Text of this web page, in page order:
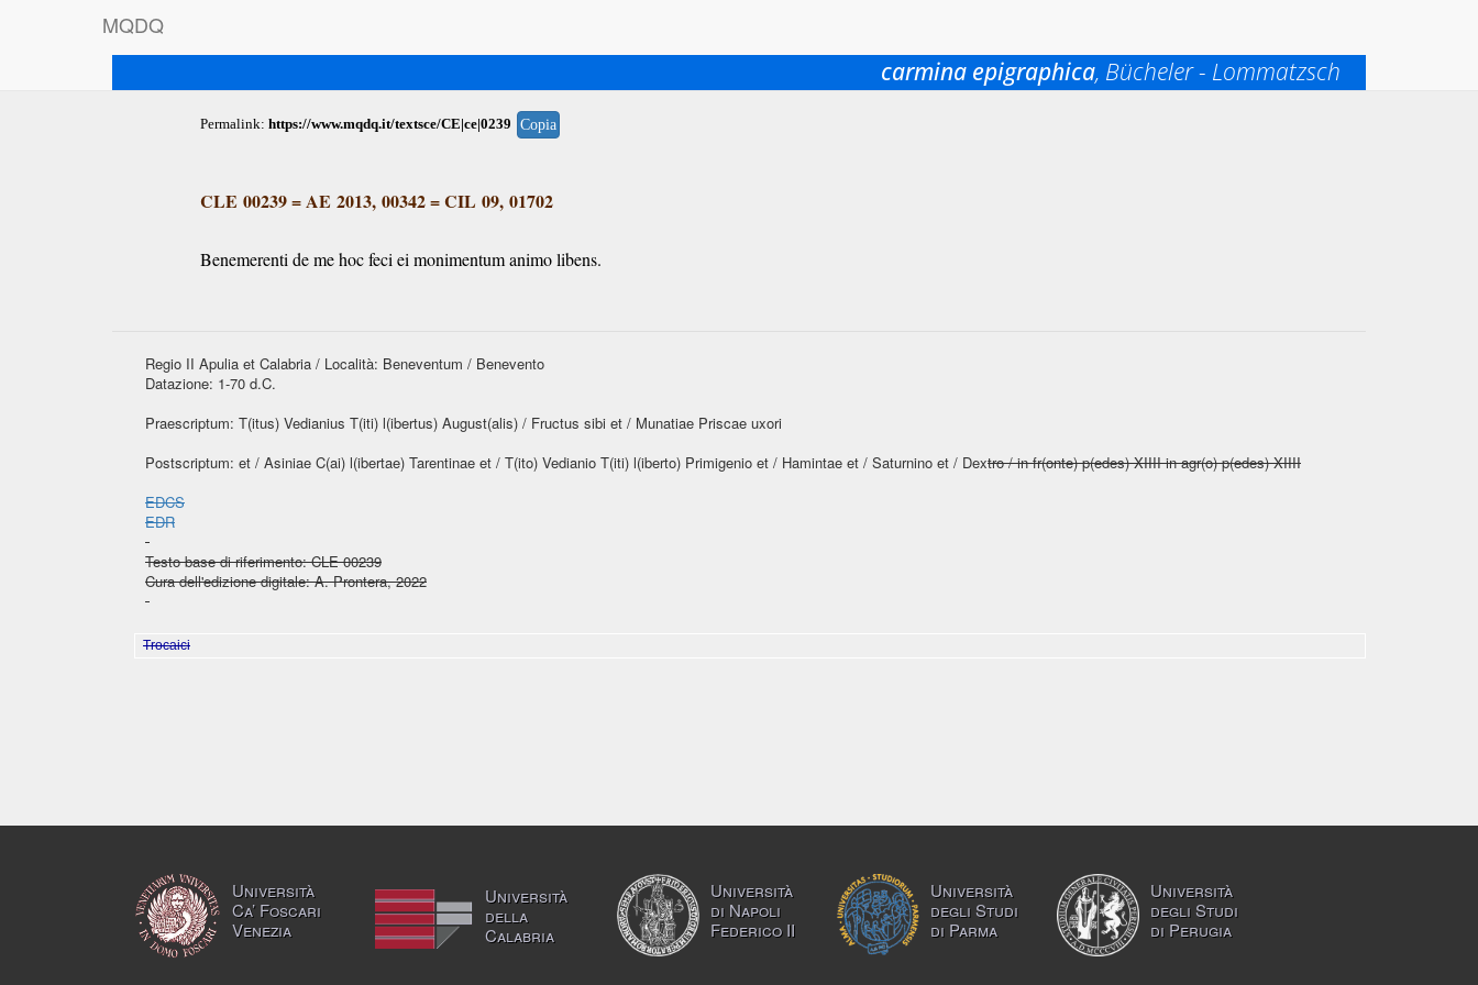
MQDQ
carmina epigraphica, Bücheler - Lommatzsch
Permalink: https://www.mqdq.it/textsce/CE|ce|0239 Copia
CLE 00239=AE 2013, 00342=CIL 09, 01702
Benemerenti de me hoc feci ei monimentum animo libens.
Regio II Apulia et Calabria / Località: Beneventum / Benevento
Datazione: 1-70 d.C.
Praescriptum: T(itus) Vedianius T(iti) l(ibertus) August(alis) / Fructus sibi et / Munatiae Priscae uxori
Postscriptum: et / Asiniae C(ai) l(ibertae) Tarentinae et / T(ito) Vedianio T(iti) l(iberto) Primigenio et / Hamintae et / Saturnino et / Dextro / in fr(onte) p(edes) XIIII in agr(o) p(edes) XIIII
EDCS
EDR
Testo base di riferimento: CLE 00239
Cura dell'edizione digitale: A. Prontera, 2022
Trocaici
Università
Ca’ Foscari
Venezia
Università
della
Calabria
Università
di Napoli
Federico II
Università
degli Studi
di Parma
Università
degli Studi
di Perugia